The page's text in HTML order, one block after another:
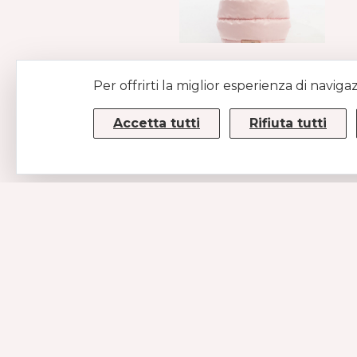
ORSETTO
€139
Per offrirti la miglior esperienza di
Accetta tutti Rifiuta tutti